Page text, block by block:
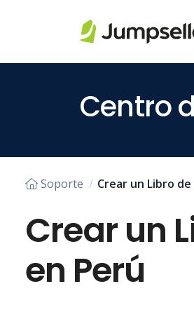
Saltar al contenido principal
Centro
Soporte Crear un Libro
Crear un
en Perú